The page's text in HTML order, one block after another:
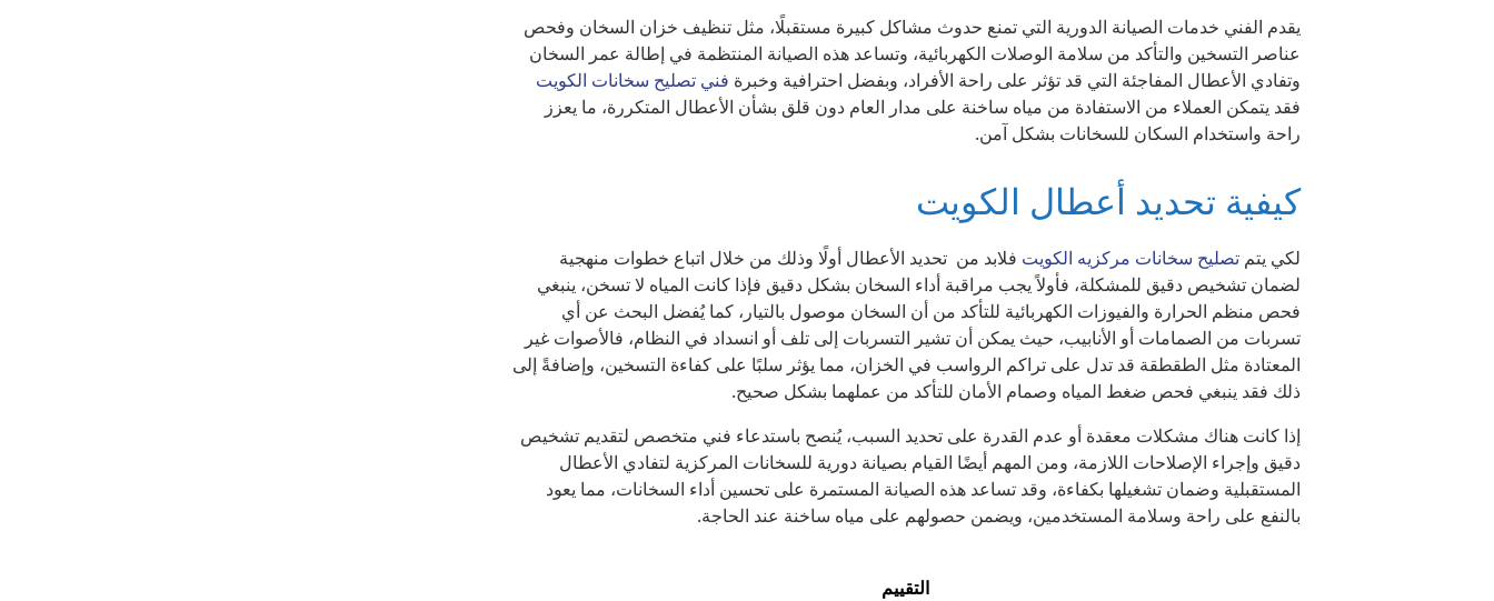
يقدم الفني خدمات الصيانة الدورية التي تمنع حدوث مشاكل كبيرة مستقبلًا، مثل تنظيف خزان السخان وفحص
عناصر التسخين والتأكد من سلامة الوصلات الكهربائية، وتساعد هذه الصيانة المنتظمة في إطالة عمر السخان
وتفادي الأعطال المفاجئة التي قد تؤثر على راحة الأفراد، وبفضل احترافية وخبرة فني تصليح سخانات الكويت
فقد يتمكن العملاء من الاستفادة من مياه ساخنة على مدار العام دون قلق بشأن الأعطال المتكررة، ما يعزز
راحة واستخدام السكان للسخانات بشكل آمن.
كيفية تحديد أعطال الكويت
لكي يتمتصليح سخانات مركزيه الكويت فلابد من تحديد الأعطال أولًا وذلك من خلال اتباع خطوات منهجية
لضمان تشخيص دقيق للمشكلة، فأولاً يجب مراقبة أداء السخان بشكل دقيق فإذا كانت المياه لا تسخن، ينبغي
فحص منظم الحرارة والفيوزات الكهربائية للتأكد من أن السخان موصول بالتيار، كما يُفضل البحث عن أي
تسربات من الصمامات أو الأنابيب، حيث يمكن أن تشير التسربات إلى تلف أو انسداد في النظام، فالأصوات غير
المعتادة مثل الطقطقة قد تدل على تراكم الرواسب في الخزان، مما يؤثر سلبًا على كفاءة التسخين، وإضافةً إلى
ذلك فقد ينبغي فحص ضغط المياه وصمام الأمان للتأكد من عملهما بشكل صحيح.
إذا كانت هناك مشكلات معقدة أو عدم القدرة على تحديد السبب، يُنصح باستدعاء فني متخصص لتقديم تشخيص
دقيق وإجراء الإصلاحات اللازمة، ومن المهم أيضًا القيام بصيانة دورية للسخانات المركزية لتفادي الأعطال
المستقبلية وضمان تشغيلها بكفاءة، وقد تساعد هذه الصيانة المستمرة على تحسين أداء السخانات، مما يعود
بالنفع على راحة وسلامة المستخدمين، ويضمن حصولهم على مياه ساخنة عند الحاجة.
التقييم